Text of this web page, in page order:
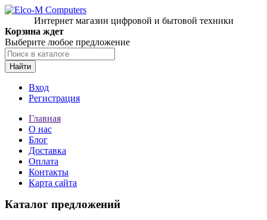
Интернет магазин цифровой и бытовой техники
Корзина ждет
Выберите любое предложение
Найти
Вход
Регистрация
Главная
О нас
Блог
Доставка
Оплата
Контакты
Карта сайта
Каталог предложений